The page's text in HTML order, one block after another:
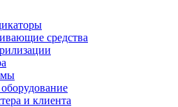
средства
и клиента